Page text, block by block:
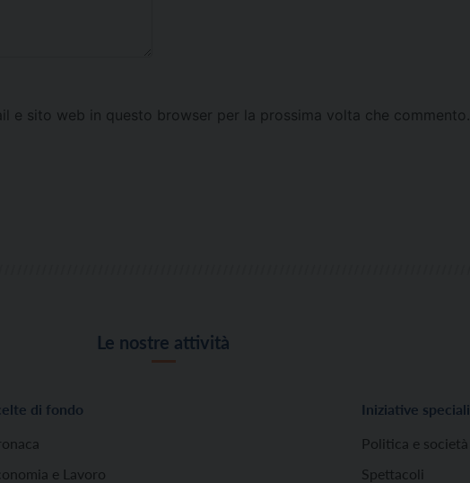
e sito web in questo browser per la prossima volta che commento.
Le nostre attività
di fondo
e Lavoro
Iniziative speciali
Politica e società
Spettacoli